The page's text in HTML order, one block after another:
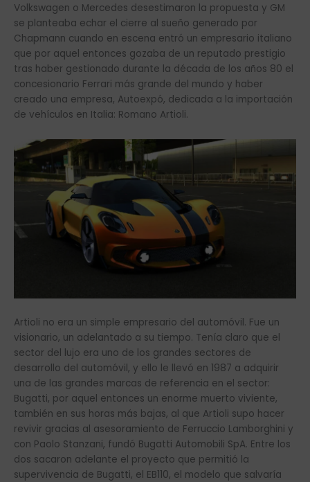
Volkswagen o Mercedes desestimaron la propuesta y GM
se planteaba echar el cierre al sueño generado por
Chapmann cuando en escena entró un empresario italiano
que por aquel entonces gozaba de un reputado prestigio
tras haber gestionado durante la década de los años 80 el
concesionario Ferrari más grande del mundo y haber
creado una empresa, Autoexpó, dedicada a la importación
de vehículos en Italia: Romano Artioli.
Artioli no era un simple empresario del automóvil. Fue un
visionario, un adelantado a su tiempo. Tenía claro que el
sector del lujo era uno de los grandes sectores de
desarrollo del automóvil, y ello le llevó en 1987 a adquirir
una de las grandes marcas de referencia en el sector:
Bugatti, por aquel entonces un enorme muerto viviente,
también en sus horas más bajas, al que Artioli supo hacer
revivir gracias al asesoramiento de Ferruccio Lamborghini y
con Paolo Stanzani, fundó Bugatti Automobili SpA. Entre los
dos sacaron adelante el proyecto que permitió la
supervivencia de Bugatti, el EB110, el modelo que salvaría